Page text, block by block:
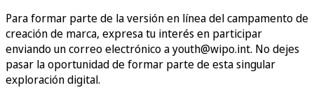
Para formar parte de la versión en línea del campamento de
creación de marca, expresa tu interés en participar
enviando un correo electrónico a youth@wipo.int. No dejes
pasar la oportunidad de formar parte de esta singular
exploración digital.